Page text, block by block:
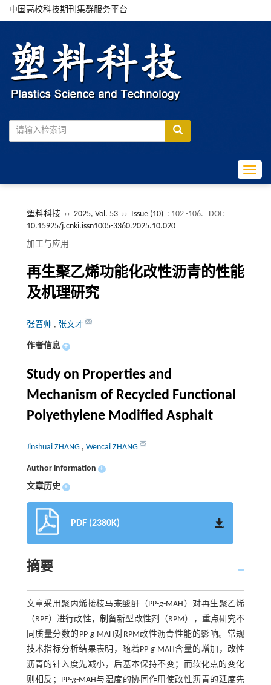
中国高校科技期刊集群服务平台
塑料科技 ›› 2025, Vol. 53 ›› Issue (10) : 102 -106.
DOI:
10.15925/j.cnki.issn1005-3360.2025.10.020
加工与应用
再生聚乙烯功能化改性沥青的性能
及机理研究
张晋帅 , 张文才
作者信息 +
Study on Properties and
Mechanism of Recycled Functional
Polyethylene Modified Asphalt
Jinshuai ZHANG , Wencai ZHANG
Author information +
文章历史 +
PDF (2380K)
摘要
文章采用聚丙烯接枝马来酸酐（PP-g-MAH）对再生聚乙烯
（RPE）进行改性，制备新型改性剂（RPM），重点研究不
同质量分数的PP-g-MAH对RPM改性沥青性能的影响。常规
技术指标分析结果表明，随着PP-g-MAH含量的增加，改性
沥青的针入度先减小，后基本保持不变；而软化点的变化
则相反；PP-g-MAH与温度的协同作用使改性沥青的延度先